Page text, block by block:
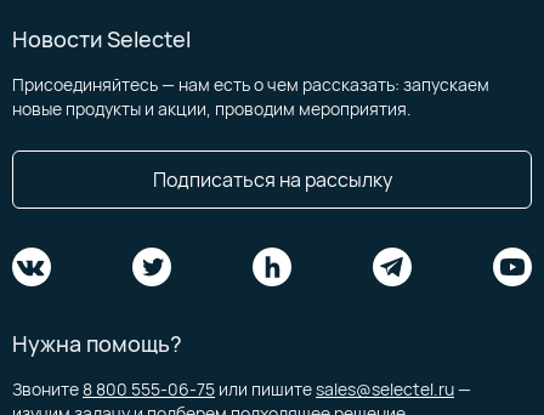
Новости Selectel
Присоединяйтесь — нам есть о чем рассказать: запускаем
новые продукты и акции, проводим мероприятия.
Подписаться на рассылку
Нужна помощь?
Звоните 8 800 555-06-75 или пишитеsales@selectel.ru—